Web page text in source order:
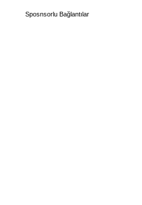
Sposnsorlu Bağlantılar